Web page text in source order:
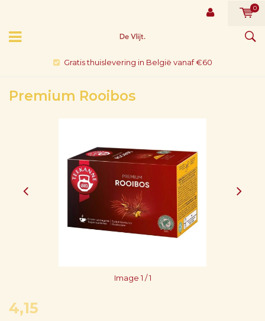
0
Gratis thuislevering in België vanaf €60
Premium Rooibos
Image1 / 1
4,15